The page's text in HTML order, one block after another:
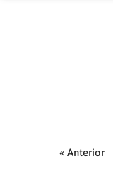
« Anterior